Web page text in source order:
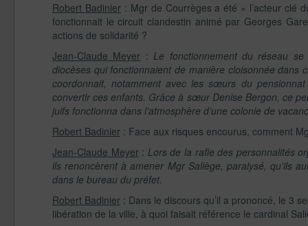
Robert Badinier: Mgr de Courrèges a été « l’acteur clé
fonctionnait le circuit clandestin animé par Georges
actions de solidarité ?
Jean-Claude Meyer :Le fonctionnement du réseau
diocèses qui fonctionnaient de manière cloisonnée dans
coordonnait, notamment avec les sœurs du
convertir ces enfants. Grâce à sœur Denise Bergon, ce
juifs fonctionna dans l’atmosphère d’une colonie de
Robert Badinier : Face aux risques encourus, comment
Jean-Claude Meyer: Lors de la rafle des personnalités
ils renoncèrent à amener Mgr Saliège, paralysé, qu’ils
dans le bureau du préfet.
Robert Badinier : Dans le discours qu’il a prononcé, le 3
libération de la ville, à quoi faisait référence le cardinal